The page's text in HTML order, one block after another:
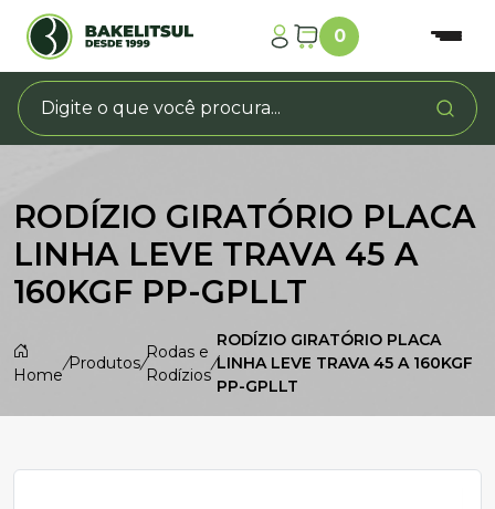
0
RODÍZIO GIRATÓRIO PLACA
LINHA LEVE TRAVA 45 A
160KGF PP-GPLLT
Home
/Produtos/
Rodas e
Rodízios
/
RODÍZIO GIRATÓRIO PLACA
LINHA LEVE TRAVA 45 A 160KGF
PP-GPLLT